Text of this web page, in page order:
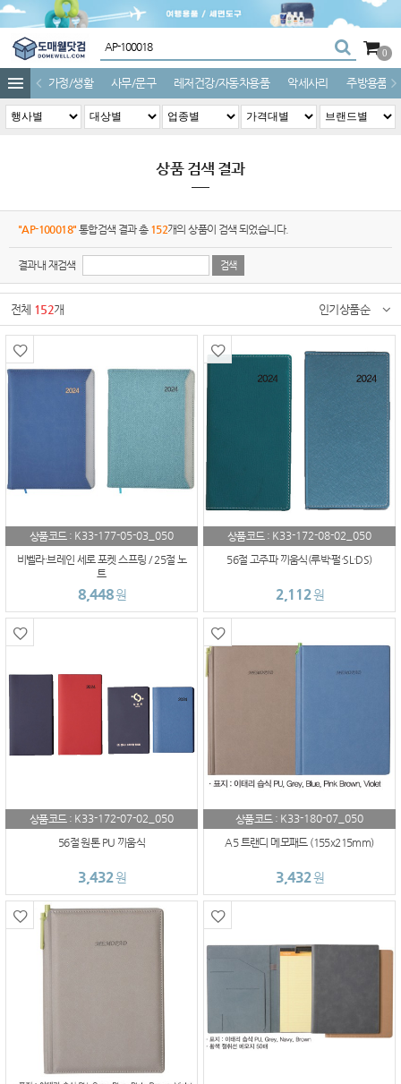
0
가정/생활 사무/문구 레저건강/자동차용품 악세사리 주방용품
상품 검색 결과
"AP-100018" 통합검색 결과 총 152개의 상품이 검색 되었습니다.
결과내 재검색
전체 152개 인기상품순
상품코드 : K33-177-05-03_050
비벨라·브레인 세로 포켓 스프링 / 25절 노
트
8,448원
상품코드 : K33-172-08-02_050
56절 고주파 끼움식(루박·펄·SL·DS)
2,112원
상품코드 : K33-172-07-02_050
56절 원톤 PU 끼움식
3,432원
상품코드 : K33-180-07_050
A5 트랜디 메모패드 (155x215mm)
3,432원